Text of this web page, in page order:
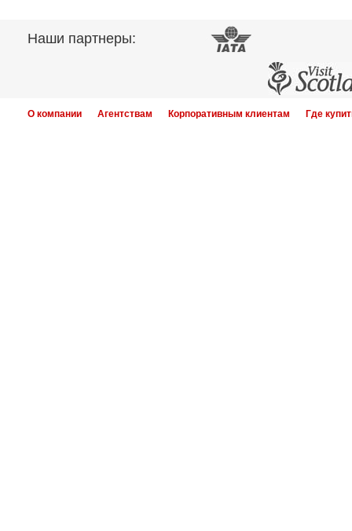
Наши партнеры:
О компании Агентствам Корпоративным клиентам Где